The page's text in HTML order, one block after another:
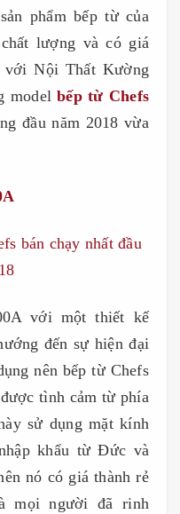
phẩm bếp từ của
lượng và có giá
Nội Thất Kường
modelbếp từ Chefs
đầu năm 2018 vừa
với một thiết kế
đến sự hiện đại
nên bếp từ Chefs
tình cảm từ phía
sử dụng mặt kính
khẩu từ Đức và
nó có giá thành rẻ
mọi người đã rinh